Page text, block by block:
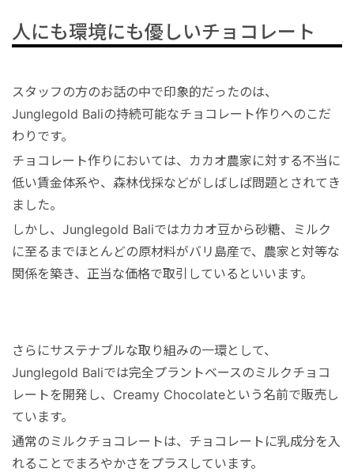
人にも環境にも優しいチョコレート
スタッフの方のお話の中で印象的だったのは、
Junglegold Baliの持続可能なチョコレート作りへのこだ
わりです。
チョコレート作りにおいては、カカオ農家に対する不当に
低い賃金体系や、森林伐採などがしばしば問題とされてき
ました。
しかし、Junglegold Baliではカカオ豆から砂糖、ミルク
に至るまでほとんどの原材料がバリ島産で、農家と対等な
関係を築き、正当な価格で取引しているといいます。
さらにサステナブルな取り組みの一環として、
Junglegold Baliでは完全プラントベースのミルクチョコ
レートを開発し、Creamy Chocolateという名前で販売し
ています。
通常のミルクチョコレートは、チョコレートに乳成分を入
れることでまろやかさをプラスしています。